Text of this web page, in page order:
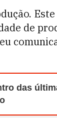
de
das